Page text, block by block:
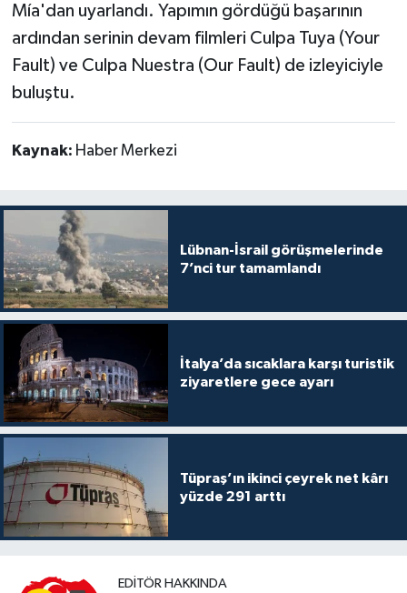
Mía'dan uyarlandı. Yapımın gördüğü başarının
ardından serinin devam filmleri Culpa Tuya (Your
Fault) ve Culpa Nuestra (Our Fault) de izleyiciyle
buluştu.
Kaynak: Haber Merkezi
Lübnan-İsrail görüşmelerinde
7’nci tur tamamlandı
İtalya’da sıcaklara karşı turistik
ziyaretlere gece ayarı
Tüpraş’ın ikinci çeyrek net kârı
yüzde 291 arttı
EDITÖR HAKKINDA